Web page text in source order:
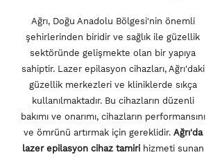
Ağrı, Doğu Anadolu Bölgesi'nin önemli
şehirlerinden biridir ve sağlık ile güzellik
sektöründe gelişmekte olan bir yapıya
sahiptir. Lazer epilasyon cihazları, Ağrı'daki
güzellik merkezleri ve kliniklerde sıkça
kullanılmaktadır. Bu cihazların düzenli
bakımı ve onarımı, cihazların performansını
ve ömrünü artırmak için gereklidir. Ağrı'da
lazer epilasyon cihaz tamirihizmeti sunan